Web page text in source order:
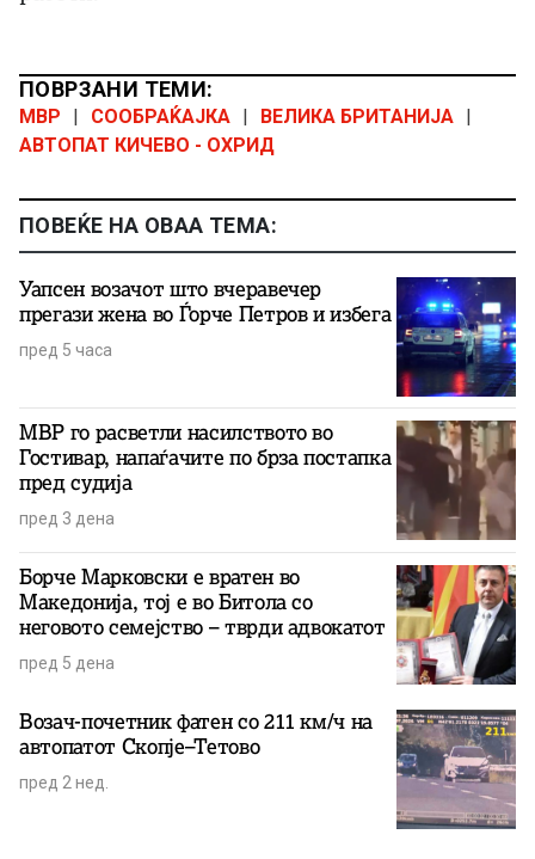
ПОВРЗАНИ ТЕМИ:
МВР | СООБРАЌАЈКА | ВЕЛИКА БРИТАНИЈА |
АВТОПАТ КИЧЕВО - ОХРИД
ПОВЕЌЕ НА ОВАА ТЕМА:
Уапсен возачот што вчеравечер
прегази жена во Ѓорче Петров и избега
пред 5 часа
МВР го расветли насилството во
Гостивар, напаѓачите по брза постапка
пред судија
пред 3 дена
Борче Марковски е вратен во
Македонија, тој е во Битола со
неговото семејство – тврди адвокатот
пред 5 дена
Возач-почетник фатен со 211 км/ч на
автопатот Скопје–Тетово
пред 2 нед.